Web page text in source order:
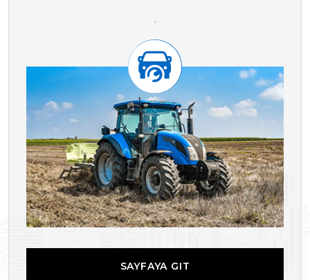
.
SAYFAYA GIT